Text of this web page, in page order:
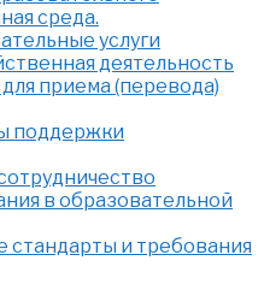
среда.
услуги
деятельность
приема (перевода)
поддержки
в образовательной
стандарты и требования